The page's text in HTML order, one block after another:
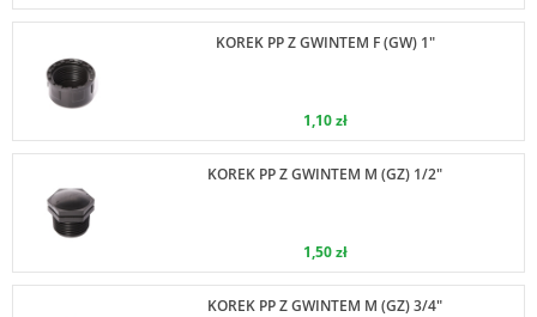
KOREK PP Z GWINTEM F (GW) 1"
1,10 zł
KOREK PP Z GWINTEM M (GZ) 1/2"
1,50 zł
KOREK PP Z GWINTEM M (GZ) 3/4"